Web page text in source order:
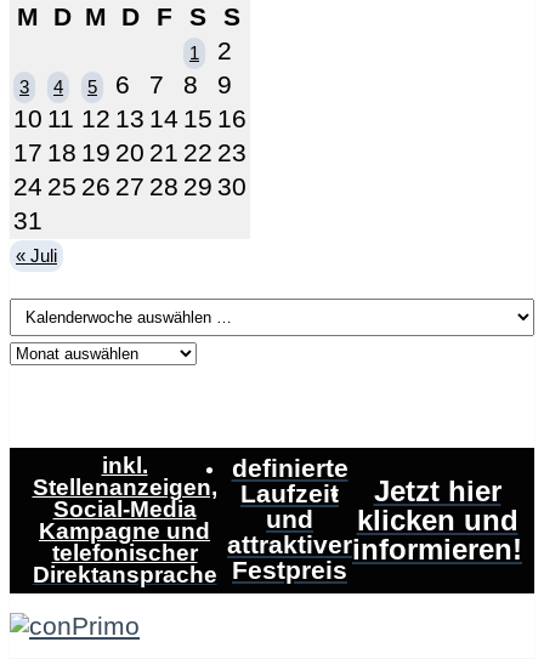
M
D M D F S S
1 2
3 4 5 6 7 8
9
10 11 12 13 14 15 16
17 18 19 20 21 22 23
24 25 26 27 28 29 30
31
« Juli
inkl.
Stellenanzeigen,
Social-Media
Kampagne und
telefonischer
Direktansprache
definierte
Laufzeit
und
attraktiver
Festpreis
Jetzt hier
klicken und
informieren!